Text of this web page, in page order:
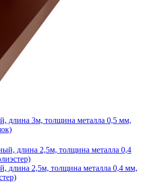
длина 3м, толщина металла 0,5 мм,
длина 2,5м, толщина металла 0,4 мм,